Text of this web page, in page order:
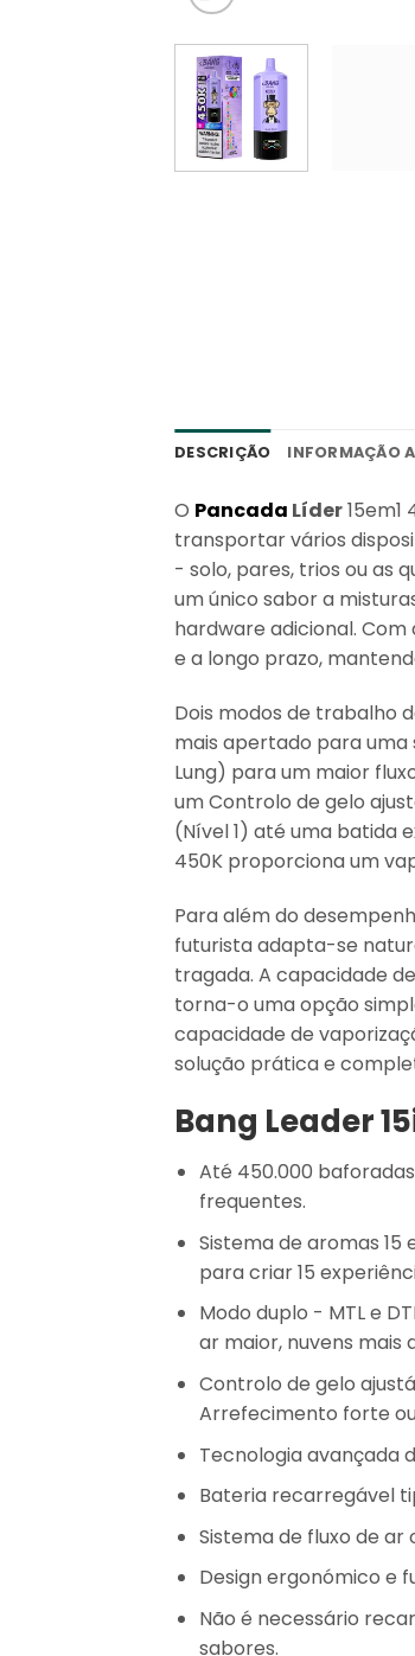
DESCRIÇÃO INFORMAÇÃO
O Pancada Líder15em1
transportar vários
- solo, pares, trios ou as
um único sabor a
hardware adicional.
e a longo prazo,
Dois modos de trabalho
mais apertado para uma
Lung) para um maior
umControlo de gelo
(Nível 1) até uma batida
450K proporciona um
Para além do
futurista adapta-se
tragada. A capacidade
torna-o uma opção
capacidade de
solução prática e
Bang Leader
Até 450.000 baforadas
frequentes.
Sistema de aromas 15
para criar 15
Modo duplo - MTL e
ar maior, nuvens mais
Controlo de gelo
Arrefecimento forte
Tecnologia avançada
Bateria recarregável
Sistema de fluxo de ar
Design ergonómico e
Não é necessário
sabores.